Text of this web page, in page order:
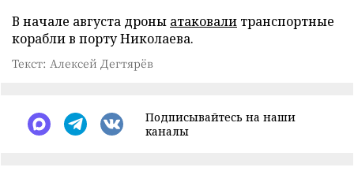
В начале августа дроны атаковали транспортные
корабли в порту Николаева.
Текст: Алексей Дегтярёв
Подписывайтесь на наши
каналы